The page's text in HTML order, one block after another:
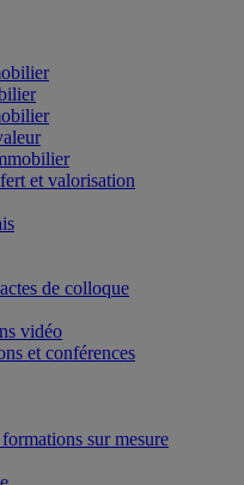
et valorisation
de colloque
vidéo
et conférences
sur mesure